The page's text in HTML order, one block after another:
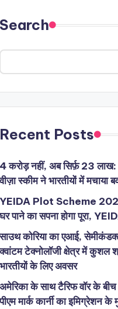
Search
Recent Posts
4 करोड़ नहीं, अब सिर्फ़ 23 लाख:
स्कीम ने भारतीयों में मचाया
YEIDA Plot Scheme
पाने का सपना होगा पूरा,
कोरिया का एआई,
टेक्नोलॉजी क्षेत्र में कुशल
भारतीयों के लिए अवसर
अमेरिका के साथ टैरिफ वॉर के
मार्क कार्नी का इमिग्रेशन के